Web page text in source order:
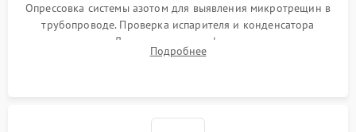
Опрессовка системы азотом для выявления микротрещин в
трубопроводе. Проверка испарителя и конденсатора
течеискателем. Демонтаж старого фильтра-осушителя и
продувка капиллярной трубки для устранения засоров.
Подробнее